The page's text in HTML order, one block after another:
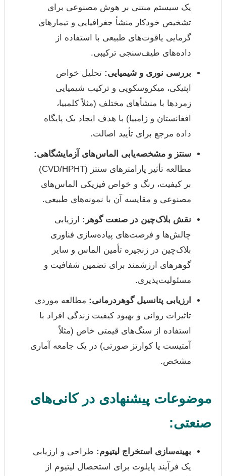
یک سیستم مبتنی بر هوش مصنوعی برای
تشخیص خودکار منشأ جغرافیایی و تیمارهای
گرمایی یاقوت‌های طبیعی با استفاده از
داده‌های طیف‌سنجی ترکیبی.
بررسی نوری و شیمیایی: تحلیل خواص
اپتیکی، میکروسکوپی و ترکیب شیمیایی
زمردها با منشأهای مختلف (مثلاً کلمبیا،
افغانستان و زامبیا) با هدف ایجاد یک پایگاه
داده مرجع برای تأیید اصالت.
سنتز و مشخصه‌یابی الماس‌های آزمایشگاهی:
مطالعه تأثیر پارامترهای سنتز (CVD/HPHT)
بر کیفیت، رنگ و خواص فیزیکی الماس‌های
مصنوعی و مقایسه آن با نمونه‌های طبیعی.
نقش بلاک‌چین در صنعت گوهر: ارزیابی
چالش‌ها و فرصت‌های پیاده‌سازی فناوری
بلاک‌چین در زنجیره تأمین الماس و سایر
گوهرهای ارزشمند برای تضمین شفافیت و
مسئولیت‌پذیری.
ارزیابی پتانسیل گوهردرمانی: مطالعه موردی
تاثیرات روانی و بهبود کیفیت زندگی افراد با
استفاده از سنگ‌های قیمتی خاص (مثلاً
آمتیست یا کوارتز صورتی) در یک جامعه آماری
مشخص.
موضوعات پیشنهادی در کانی‌های
صنعتی:
بهینه‌سازی استخراج لیتیوم: طراحی و ارزیابی
یک فرآیند پایلوت برای استحصال لیتیوم از